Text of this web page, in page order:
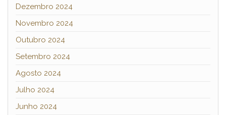
Dezembro 2024
Novembro 2024
Outubro 2024
Setembro 2024
Agosto 2024
Julho 2024
Junho 2024